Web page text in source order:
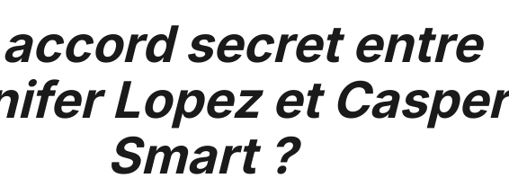
secret entre
Lopez et Casper
Smart ?